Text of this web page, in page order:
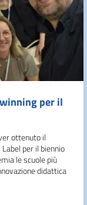
per il
ottenuto il
per il biennio
le scuole più
didattica